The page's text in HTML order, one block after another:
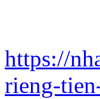
https://
rieng-